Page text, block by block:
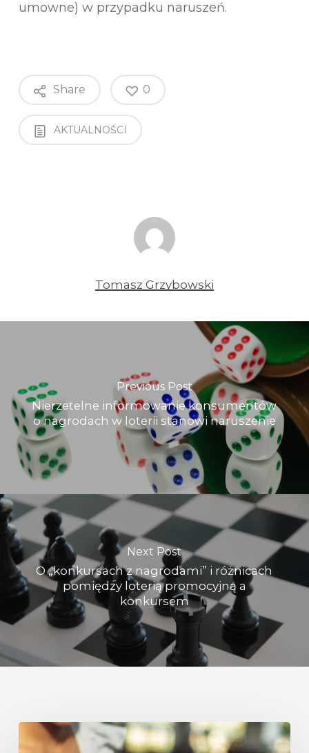
umowne) w przypadku naruszeń.
Share 0
AKTUALNOŚCI
Tomasz Grzybowski
Previous Post
Nierzetelne informowanie konsumentów
o nagrodach w loterii stanowi naruszenie
Next Post
O „konkursach z nagrodami” i różnicach
pomiędzy loterią promocyjną a
konkursem